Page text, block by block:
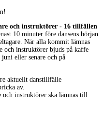
och instruktörer - 16 tillfällen
10 minuter före dansens början
När alla kommit lämnas
och instruktörer bjuds på kaffe
eller senare och på
aktuellt danstillfälle
av.
och instruktörer ska lämnas till